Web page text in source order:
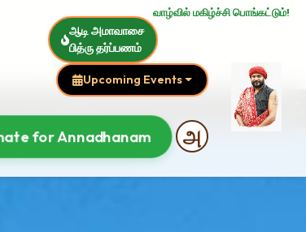
வாழ்வில் மகிழ்ச்சி பொங்கட்டும்!
ஆடி அமாவாசை
பித்ரு தர்ப்பணம்
Upcoming Events
for Annadhanam
சிறப்பு யாகம் மற்றும் ஸ்வர்ணலிங்க